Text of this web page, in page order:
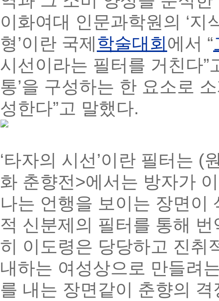
이화여대 인문과학원의 ‘지
형’이란 국제 학술대회 에서 “
시선이라는 필터를 거친다”
통’을 구성하는 한 요소로
성한다”고 말했다.
‘타자의 시선’이란 필터는
화 춘향전>에서는 방자가
나는 언행을 보이는 장면이
적 신분제의 필터를 통해
히 이도령은 당당하고 진취
내하는 여성상으로 만들려
를 내는 장면같이 춘향의